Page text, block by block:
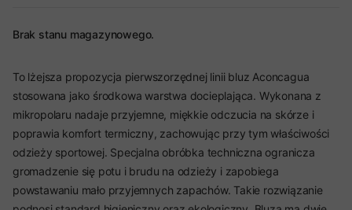
Brak stanu magazynowego.
To lżejsza propozycja pierwszorzędnej linii bluz Aconcagua
stosowana jako środkowa warstwa docieplająca. Wykonana z
mikropolaru nadaje przyjemne, miękkie odczucia na skórze i
poprawia komfort termiczny, zachowując przy tym właściwości
odzieży sportowej. Specjalna obróbka techniczna ogranicza
gromadzenie się potu i brudu na odzieży i zapobiega
powstawaniu mało przyjemnych zapachów. Takie rozwiązanie